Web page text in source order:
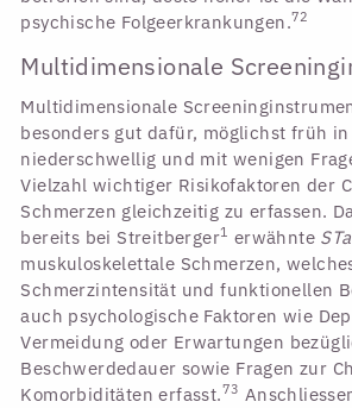
psychische Folgeerkrankungen.72
Multidimensionale
Multidimensionale
besonders gut dafür, möglichst früh
niederschwellig und mit wenigen
Vielzahl wichtiger Risikofaktoren der
Schmerzen gleichzeitig zu erfassen.
bereits bei Streitberger1 erwähnte
muskuloskelettale Schmerzen,
Schmerzintensität und funktionellen
auch psychologische Faktoren wie
Vermeidung oder Erwartungen
Beschwerdedauer sowie Fragen zur
Komorbiditäten erfasst.73